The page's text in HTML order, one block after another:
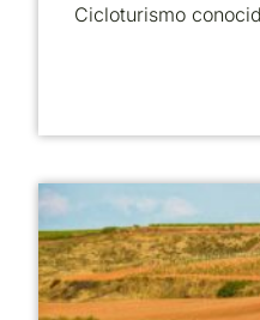
Cicloturismo